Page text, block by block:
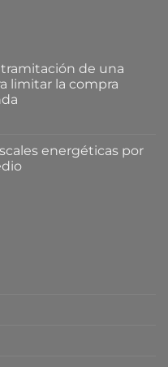
tramitación de una
limitar la compra
energéticas por